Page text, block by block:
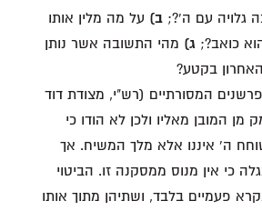
גלויה עם ה'?; ב) על מה מלין אותו
כואב?; ג) מהי התשובה אשר נותן
בקטע?
המסורתיים (רש"י, מצודת דוד
מן המובן מאליו ולכן לא הודו כי
ה' איננו אלא מלך המשיח. אך
כי אין מנוס ממסקנה זו. הביטוי
פעמיים בלבד, ושתיהן מתוך אותו